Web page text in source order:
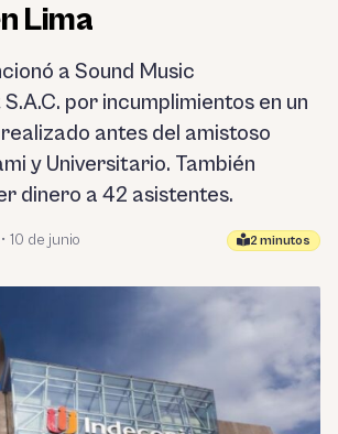
Lima
a Sound Music
por incumplimientos en un
antes del amistoso
y Universitario. También
dinero a 42 asistentes.
• 10 de junio 2 minutos